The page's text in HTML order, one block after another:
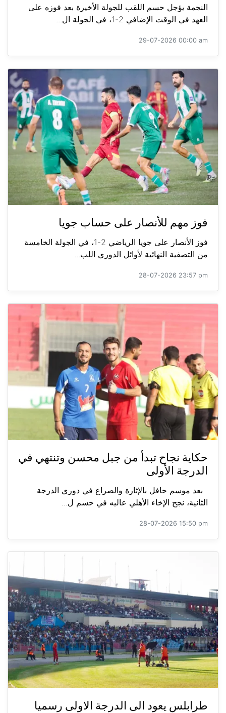
النجمة يؤجل حسم اللقب للجولة الأخيرة بعد فوزه على
العهد في الوقت الإضافي 2-1، في الجولة ال...
29-07-2026 00:00 am
فوز مهم للأنصار على حساب جويا
فوز الأنصار على جويا الرياضي 2-1، في الجولة الخامسة
من التصفية النهائية لأوائل الدوري اللب...
28-07-2026 23:57 pm
حكاية نجاح تبدأ من جبل محسن وتنتهي في
الدرجة الأولى
بعد موسم حافل بالإثارة والصراع في دوري الدرجة
الثانية، نجح الإخاء الأهلي عاليه في حسم ل...
28-07-2026 15:50 pm
طرابلس يعود الى الدرجة الاولى رسميا